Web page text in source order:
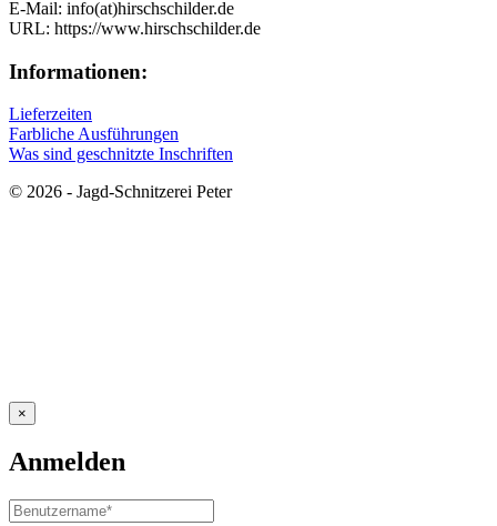
E-Mail: info(at)hirschschilder.de
URL: https://www.hirschschilder.de
Informationen:
Lieferzeiten
Farbliche Ausführungen
Was sind geschnitzte Inschriften
© 2026 - Jagd-Schnitzerei Peter
×
Anmelden
Benutzername